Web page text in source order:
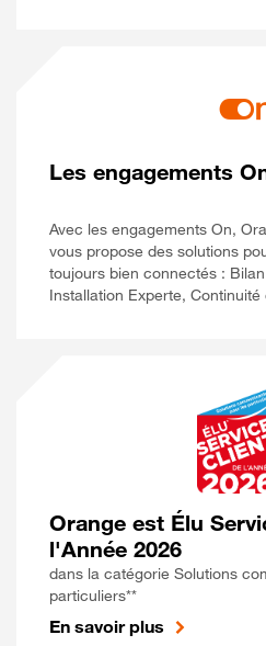
Les engagements
Avec les engagements On,
vous propose des solutions
toujours bien connectés :
Installation Experte,
Orange est Élu
l'Année 2026
dans la catégorie Solutions
particuliers**
En savoir plus